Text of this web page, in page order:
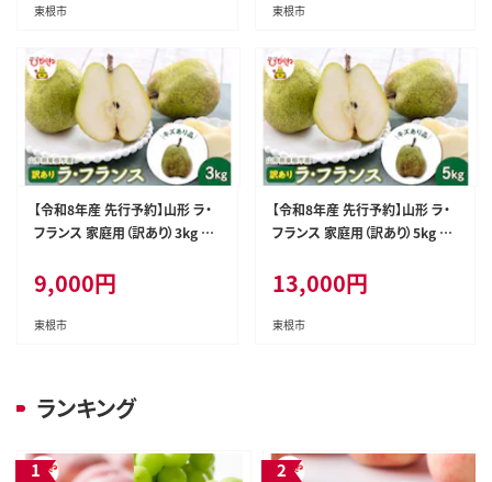
東根市 東根市
【令和8年産 先行予約】山形 ラ・
フランス 家庭用（訳あり）3kg 山
9-019
9,000円
東根市
【令和8年産 先行予約】山形 ラ・
フランス 家庭用（訳あり）5kg 山
9-020
13,000円
東根市
ランキング